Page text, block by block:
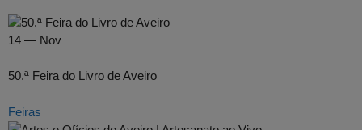
14 — Nov
50.ª Feira do Livro de Aveiro
Feiras